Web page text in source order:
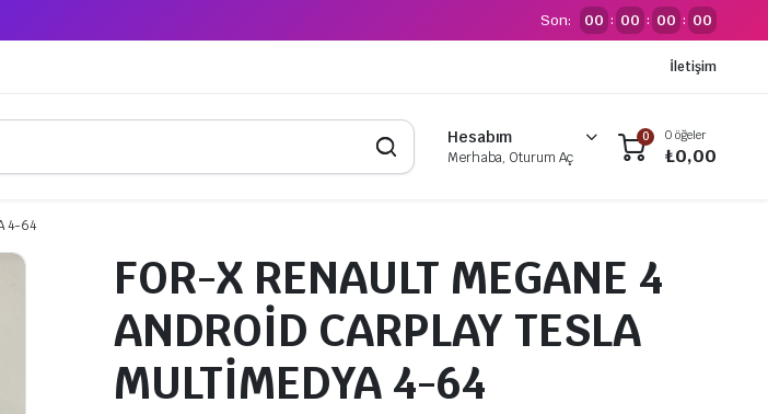
Son: 00 : 00 : 00 : 00
İletişim
Hesabım
Merhaba, Oturum Aç
0 0 öğeler
₺0,00
4-64
FOR-X RENAULT MEGANE 4
ANDROİD CARPLAY TESLA
MULTİMEDYA 4-64